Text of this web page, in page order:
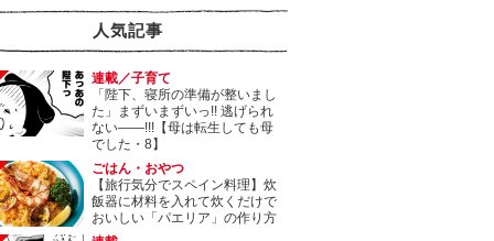
人気記事
連載／子育て
「陛下、寝所の準備が整いまし
た」まずいまずいっ!! 逃げられ
ない――!!!【母は転生しても母
でした・8】
ごはん・おやつ
【旅行気分でスペイン料理】炊
飯器に材料を入れて炊くだけで
おいしい「パエリア」の作り方